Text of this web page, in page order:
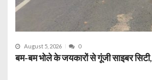
August 5, 2026 0
बम-बम भोले के जयकारों से गूंजी साइबर सिटी,